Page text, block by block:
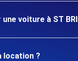
voiture à ST
location ?